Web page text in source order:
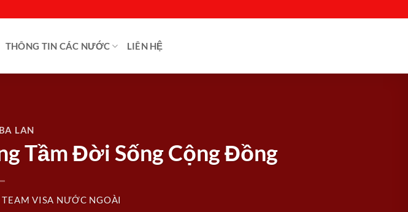
THÔNG TIN CÁC NƯỚC LIÊN HỆ
LAN
Tầm Đời Sống Cộng Đồng
TEAM VISA NƯỚC NGOÀI